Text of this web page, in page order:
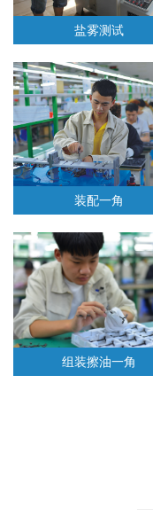
盐雾测试
装配一角
组装擦油一角